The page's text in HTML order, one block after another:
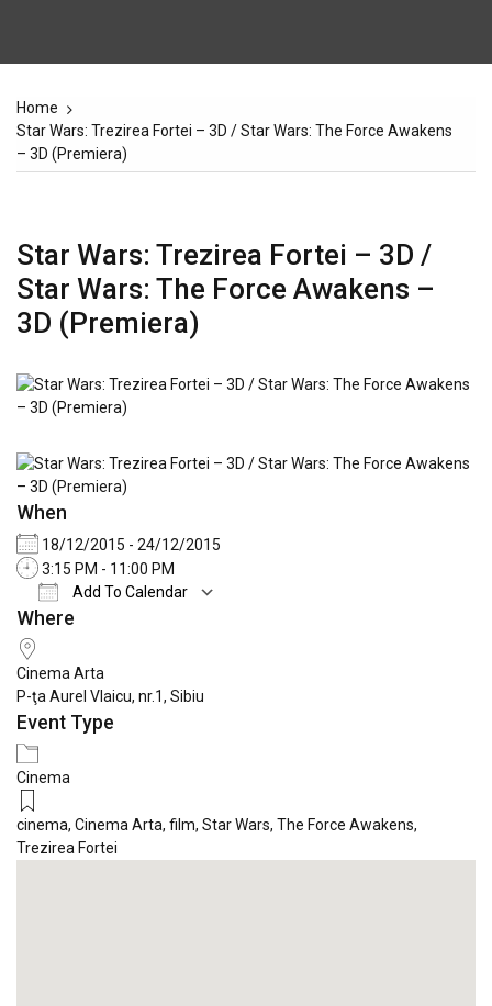
Home
Star Wars: Trezirea Fortei – 3D / Star Wars: The Force Awakens
– 3D (Premiera)
Star Wars: Trezirea Fortei – 3D /
Star Wars: The Force Awakens –
3D (Premiera)
When
18/12/2015 - 24/12/2015
3:15 PM - 11:00 PM
Add To Calendar
Download ICS
Where
Cinema Arta
P-ţa Aurel Vlaicu, nr.1, Sibiu
Event Type
Cinema
cinema, Cinema Arta, film, Star Wars, The Force Awakens,
Trezirea Fortei